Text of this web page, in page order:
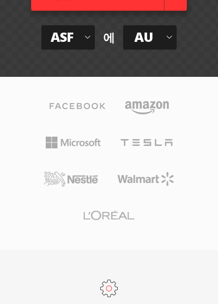
ASF 에 AU